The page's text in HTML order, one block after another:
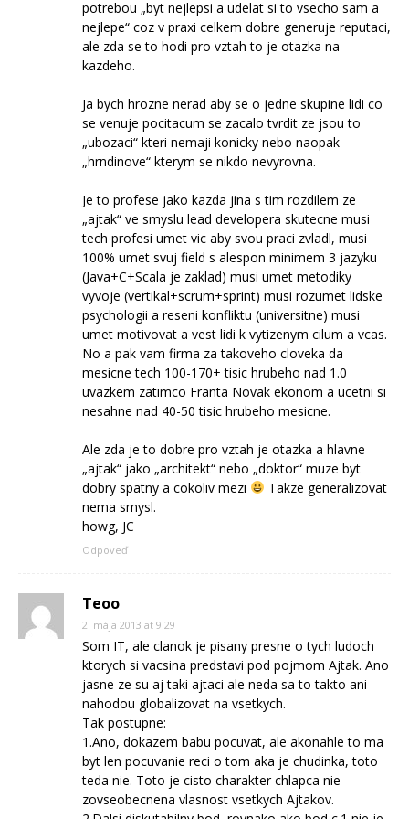
potrebou „byt nejlepsi a udelat si to vsecho sam a
nejlepe“ coz v praxi celkem dobre generuje reputaci,
ale zda se to hodi pro vztah to je otazka na
kazdeho.
Ja bych hrozne nerad aby se o jedne skupine lidi co
se venuje pocitacum se zacalo tvrdit ze jsou to
„ubozaci“ kteri nemaji konicky nebo naopak
„hrndinove“ kterym se nikdo nevyrovna.
Je to profese jako kazda jina s tim rozdilem ze
„ajtak“ ve smyslu lead developera skutecne musi
tech profesi umet vic aby svou praci zvladl, musi
100% umet svuj field s alespon minimem 3 jazyku
(Java+C+Scala je zaklad) musi umet metodiky
vyvoje (vertikal+scrum+sprint) musi rozumet lidske
psychologii a reseni konfliktu (universitne) musi
umet motivovat a vest lidi k vytizenym cilum a vcas.
No a pak vam firma za takoveho cloveka da
mesicne tech 100-170+ tisic hrubeho nad 1.0
uvazkem zatimco Franta Novak ekonom a ucetni si
nesahne nad 40-50 tisic hrubeho mesicne.
Ale zda je to dobre pro vztah je otazka a hlavne
„ajtak“ jako „architekt“ nebo „doktor“ muze byt
dobry spatny a cokoliv mezi
Takze generalizovat
nema smysl.
howg, JC
Odpoveď
Teoo
2. mája 2013 at 9:29
Som IT, ale clanok je pisany presne o tych ludoch
ktorych si vacsina predstavi pod pojmom Ajtak. Ano
jasne ze su aj taki ajtaci ale neda sa to takto ani
nahodou globalizovat na vsetkych.
Tak postupne:
1.Ano, dokazem babu pocuvat, ale akonahle to ma
byt len pocuvanie reci o tom aka je chudinka, toto
teda nie. Toto je cisto charakter chlapca nie
zovseobecnena vlasnost vsetkych Ajtakov.